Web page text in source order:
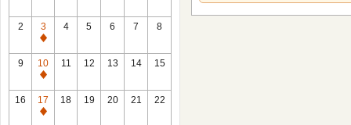
2
3
休
館
日
4 5 6 7 8
9
10
休
館
日
11 12 13 14 15
16
17
休
18 19 20 21 22